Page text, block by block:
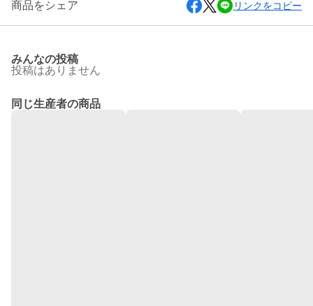
商品をシェア リンクをコピー
みんなの投稿
投稿はありません
同じ生産者の商品